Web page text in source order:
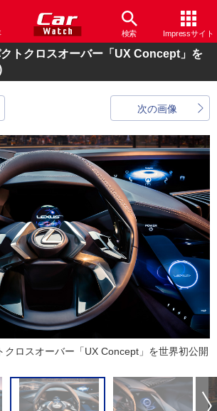
検索 Impressサイト
トクロスオーバー「UX Concept」を
次の画像
クロスオーバー「UX Concept」を世界初公開